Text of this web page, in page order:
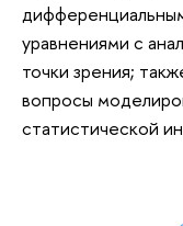
уравнениями с
точки зрения;
вопросы
статистической